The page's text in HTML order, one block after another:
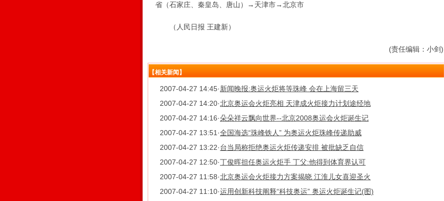
省（石家庄、秦皇岛、唐山）→天津市→北京市
（人民日报 王建新）
(责任编辑：小剑)
【相关新闻】
2007-04-27 14:45·新闻晚报:奥运火炬将等珠峰 会在上海留三天
2007-04-27 14:20·北京奥运会火炬亮相 天津成火炬接力计划途经地
2007-04-27 14:16·朵朵祥云飘向世界--北京2008奥运会火炬诞生记
2007-04-27 13:51 ·全国海选“珠峰铁人” 为奥运火炬珠峰传递助威
2007-04-27 13:22·台当局称拒绝奥运火炬传递安排 被批缺乏自信
2007-04-27 12:50·丁俊晖担任奥运火炬手 丁父:他得到体育界认可
2007-04-27 11:58·北京奥运会火炬接力方案揭晓 江淮儿女喜迎圣火
2007-04-27 11:10·运用创新科技阐释“科技奥运” 奥运火炬诞生记(图)